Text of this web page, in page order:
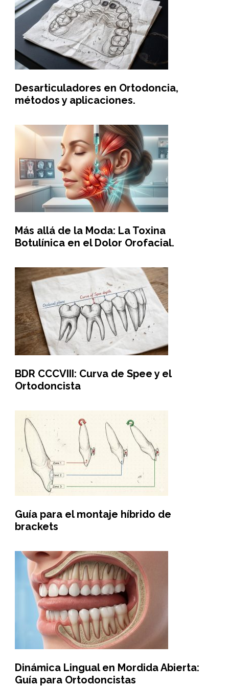
Desarticuladores en Ortodoncia,
métodos y aplicaciones.
Más allá de la Moda: La Toxina
Botulínica en el Dolor Orofacial.
BDR CCCVIII: Curva de Spee y el
Ortodoncista
Guía para el montaje híbrido de
brackets
Dinámica Lingual en Mordida Abierta:
Guía para Ortodoncistas